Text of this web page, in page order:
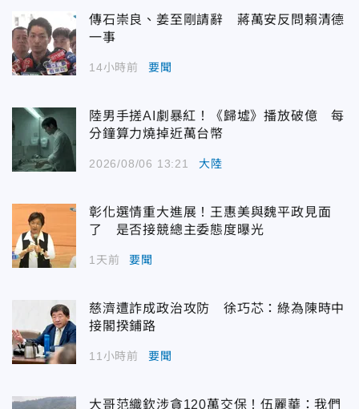
傳石崇良、姜至剛請辭 蔣萬安反問賴清德
一事
14小時前 要聞
陸男手搓AI劇暴紅！《歸墟》播放破億 每
分鐘算力燒掉近萬台幣
2026/08/06 13:21 大陸
彰化選情重大進展！王惠美與魏平政見面
了 是否接競總主委態度曝光
1天前 要聞
慈濟遭詐成政治攻防 徐巧芯：綠為陳時中
接閣揆鋪路
11小時前 要聞
大哥范織欽涉貪120萬交保！伍麗華：我們